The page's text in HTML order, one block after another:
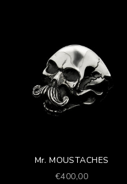
Mr. MOUSTACHES
Prezzo scontato
€400,00